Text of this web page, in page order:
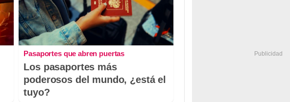
Pasaportes que abren puertas
Los pasaportes más
poderosos del mundo, ¿está el
tuyo?